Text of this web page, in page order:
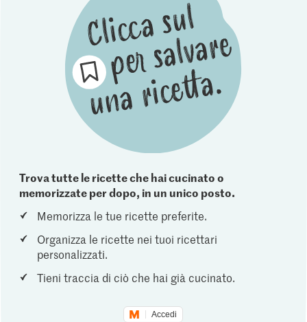
Trova tutte le ricette che hai cucinato o
memorizzate per dopo, in un unico posto.
Memorizza le tue ricette preferite.
Organizza le ricette nei tuoi ricettari
personalizzati.
Tieni traccia di ciò che hai già cucinato.
Accedi